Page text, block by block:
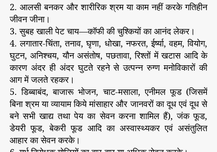
2. आलसी बनकर और शारीरिक श्रम या काम नहीं करके गतिहीन
जीवन जीना।
3. सुबह खाली पेट चाय—कॉफी की चुश्कियों का आनंद लेकर।
4. लगातार-चिंता, तनाव, घृणा, धोखा, नफरत, ईर्ष्या, वहम, वियोग,
घुटन, अनिश्चय, यौन असंतोष, पछतावा, रिश्तों में खटास आदि के
कारण अंदर ही अंदर घुटते रहने से उत्पन्न रुग्ण मनोविकारों की
आग में जलते रहकर।
5. डिब्बाबंद, बाजारू भोजन, चाट-मसाला, एनीमल फूड (जिसमें
बिना श्रम या व्यायाम किये मांसाहार और जानवरों का दूध एवं दूध से
बने सभी खाद्य तथा पेय का सेवन करना शामिल हैं), जंक फूड,
डेयरी फूड, बेकरी फूड आदि का अस्वास्थ्यकर एवं असंतुलित
आहार का सेवन करके।